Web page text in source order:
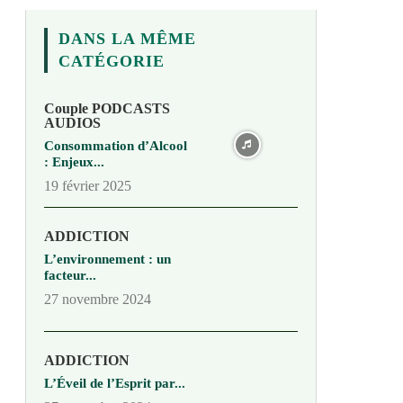
DANS LA MÊME
CATÉGORIE
Couple PODCASTS
AUDIOS
Consommation d’Alcool
: Enjeux...
19 février 2025
ADDICTION
L’environnement : un
facteur...
27 novembre 2024
ADDICTION
L’Éveil de l’Esprit par...